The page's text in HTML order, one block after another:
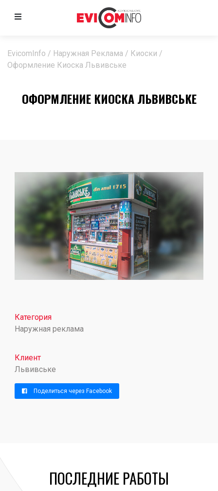
EvicomInfo / Наружная Реклама / Киоски /
Оформление Киоска Львивське
ОФОРМЛЕНИЕ КИОСКА ЛЬВИВСЬКЕ
Категория
Наружная реклама
Клиент
Львивське
Поделиться через Facebook
ПОСЛЕДНИЕ РАБОТЫ